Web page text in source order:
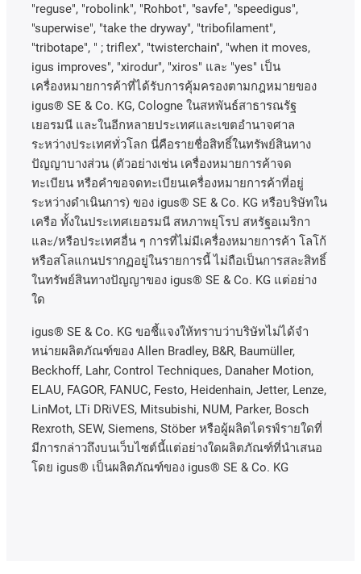
"reguse", "robolink", "Rohbot", "savfe", "speedigus",
"superwise", "take the dryway", "tribofilament",
"tribotape", " ; triflex", "twisterchain", "when it moves,
igus improves", "xirodur", "xiros" และ "yes" เป็น
เครื่องหมายการค้าที่ได้รับการคุ้มครองตามกฎหมายของ
igus® SE & Co. KG, Cologne ในสหพันธ์สาธารณรัฐ
เยอรมนี และในอีกหลายประเทศและเขตอํานาจศาล
ระหว่างประเทศทั่วโลก นี่คือรายชื่อสิทธิ์ในทรัพย์สินทาง
ปัญญาบางส่วน (ตัวอย่างเช่น เครื่องหมายการค้าจด
ทะเบียน หรือคำขอจดทะเบียนเครื่องหมายการค้าที่อยู่
ระหว่างดำเนินการ) ของ igus® SE & Co. KG หรือบริษัทใน
เครือ ทั้งในประเทศเยอรมนี สหภาพยุโรป สหรัฐอเมริกา
และ/หรือประเทศอื่น ๆ การที่ไม่มีเครื่องหมายการค้า โลโก้
หรือสโลแกนปรากฏอยู่ในรายการนี้ ไม่ถือเป็นการสละสิทธิ์
ในทรัพย์สินทางปัญญาของ igus® SE & Co. KG แต่อย่าง
ใด
igus® SE & Co. KG ขอชี้แจงให้ทราบว่าบริษัทไม่ได้จํา
หน่ายผลิตภัณฑ์ของ Allen Bradley, B&R, Baumüller,
Beckhoff, Lahr, Control Techniques, Danaher Motion,
ELAU, FAGOR, FANUC, Festo, Heidenhain, Jetter, Lenze,
LinMot, LTi DRiVES, Mitsubishi, NUM, Parker, Bosch
Rexroth, SEW, Siemens, Stöber หรือผู้ผลิตไดรฟ์รายใดที่
มีการกล่าวถึงบนเว็บไซต์นี้แต่อย่างใดผลิตภัณฑ์ที่นําเสนอ
โดย igus® เป็นผลิตภัณฑ์ของ igus® SE & Co. KG